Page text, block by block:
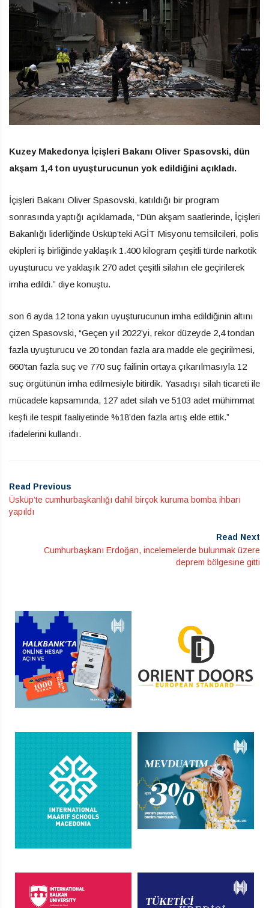
Kuzey Makedonya İçişleri Bakanı Oliver Spasovski, dün
akşam 1,4 ton uyuşturucunun yok edildiğini açıkladı.
İçişleri Bakanı Oliver Spasovski, katıldığı bir program
sonrasında yaptığı açıklamada, “Dün akşam saatlerinde, İçişleri
Bakanlığı liderliğinde Üsküp’teki AGİT Misyonu temsilcileri, polis
ekipleri iş birliğinde yaklaşık 1.400 kilogram çeşitli türde narkotik
uyuşturucu ve yaklaşık 270 adet çeşitli silahın ele geçirilerek
imha edildi.” diye konuştu.
son 6 ayda 12 tona yakın uyuşturucunun imha edildiğinin altını
çizen Spasovski, “Geçen yıl 2022’yi, rekor düzeyde 2,4 tondan
fazla uyuşturucu ve 20 tondan fazla ara madde ele geçirilmesi,
660’tan fazla suç ve 770 suç failinin ortaya çıkarılmasıyla 12
suç örgütünün imha edilmesiyle bitirdik. Yasadışı silah ticareti ile
mücadele kapsamında, 127 adet silah ve 5103 adet mühimmat
keşfi ile tespit faaliyetinde %18’den fazla artış elde ettik.”
ifadelerini kullandı.
Read Previous
Üsküp’te cumhurbaşkanlığı dahil birçok kuruma bomba ihbarı
yapıldı
Read Next
Cumhurbaşkanı Erdoğan, incelemelerde bulunmak üzere
deprem bölgesine gitti